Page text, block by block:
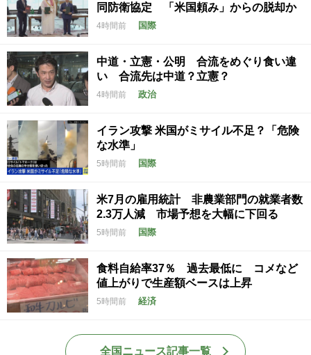
同防衛協定 「米国頼み」からの脱却か
4時間前 国際
中道・立憲・公明 合流をめぐり食い違
い 合流先は中道？立憲？
4時間前 政治
イラン攻撃 米国がミサイル不足？「危険
な水準」
5時間前 国際
米7月の雇用統計 非農業部門の就業者数
2.3万人減 市場予想を大幅に下回る
5時間前 国際
食料自給率37％ 過去最低に コメなど
値上がりで生産額ベースは上昇
5時間前 経済
全国ニュース記事一覧